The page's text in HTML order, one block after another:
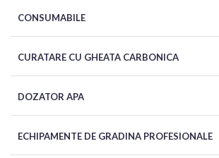
CONSUMABILE
CURATARE CU GHEATA CARBONICA
DOZATOR APA
ECHIPAMENTE DE GRADINA PROFESIONALE